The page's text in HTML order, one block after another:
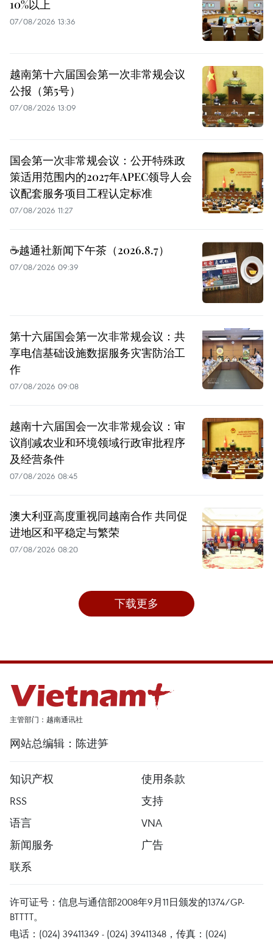
10%以上
07/08/2026 13:36
越南第十六届国会第一次非常规会议
公报（第5号）
07/08/2026 13:09
国会第一次非常规会议：公开特殊政
策适用范围内的2027年APEC领导人会
议配套服务项目工程认定标准
07/08/2026 11:27
☕️越通社新闻下午茶（2026.8.7）
07/08/2026 09:39
第十六届国会第一次非常规会议：共
享电信基础设施数据服务灾害防治工
作
07/08/2026 09:08
越南十六届国会一次非常规会议：审
议削减农业和环境领域行政审批程序
及经营条件
07/08/2026 08:45
澳大利亚高度重视同越南合作 共同促
进地区和平稳定与繁荣
07/08/2026 08:20
下载更多
主管部门：越南通讯社
网站总编辑：陈进笋
知识产权
使用条款
RSS
支持
语言
VNA
新闻服务
广告
联系
许可证号：信息与通信部2008年9月11日颁发的1374/GP-
BTTTT。
电话：(024) 39411349 - (024) 39411348，传真：(024)